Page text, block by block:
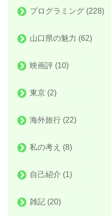
プログラミング (228)
山口県の魅力 (62)
映画評 (10)
東京 (2)
海外旅行 (22)
私の考え (8)
自己紹介 (1)
雑記 (20)